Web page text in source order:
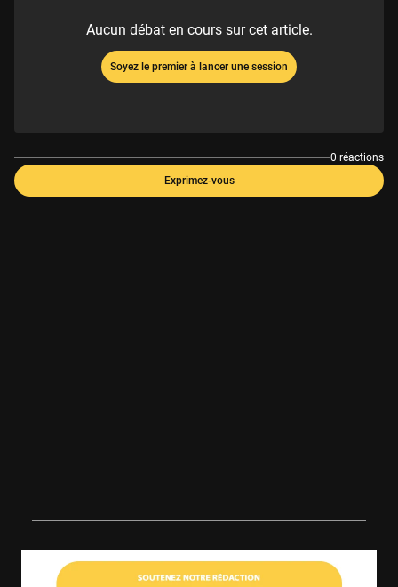
Aucun débat en cours sur cet article.
Soyez le premier à lancer une session
0 réactions
Exprimez-vous